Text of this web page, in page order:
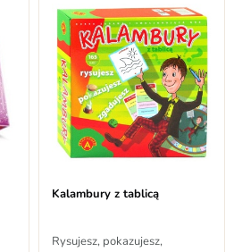
Kalambury z tablicą
Rysujesz, pokazujesz,